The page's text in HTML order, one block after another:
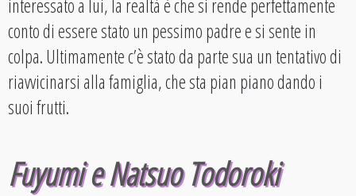
interessato a lui, la realtà è che si rende perfettamente
conto di essere stato un pessimo padre e si sente in
colpa. Ultimamente c’è stato da parte sua un tentativo di
riavvicinarsi alla famiglia, che sta pian piano dando i
suoi frutti.
Fuyumi e Natsuo Todoroki